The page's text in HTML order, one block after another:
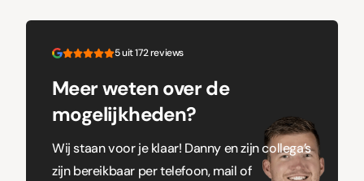
5 uit 172 reviews
Meer weten over de
mogelijkheden?
Wij staan voor je klaar! Danny en zijn collega’s
zijn bereikbaar per telefoon, mail of